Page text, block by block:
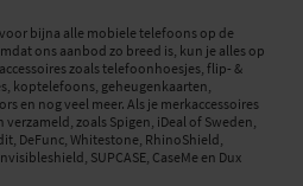
bijna alle mobiele telefoons op de
ons aanbod zo breed is, kun je alles op
zoals telefoonhoesjes, flip- &
koptelefoons, geheugenkaarten,
en nog veel meer. Als je merkaccessoires
zoals Spigen, iDeal of Sweden,
DeFunc, Whitestone, RhinoShield,
SUPCASE, CaseMe en Dux